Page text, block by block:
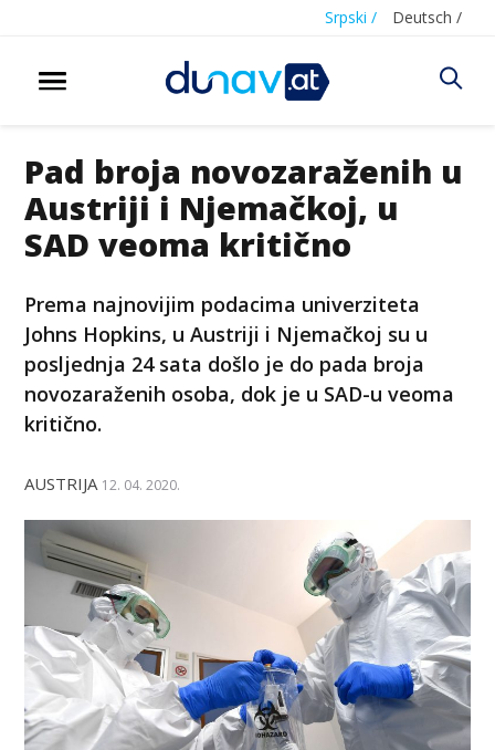
Srpski / Deutsch /
Pad broja novozaraženih u
Austriji i Njemačkoj, u
SAD veoma kritično
Prema najnovijim podacima univerziteta
Johns Hopkins, u Austriji i Njemačkoj su u
posljednja 24 sata došlo je do pada broja
novozaraženih osoba, dok je u SAD-u veoma
kritično.
AUSTRIJA 12. 04. 2020.